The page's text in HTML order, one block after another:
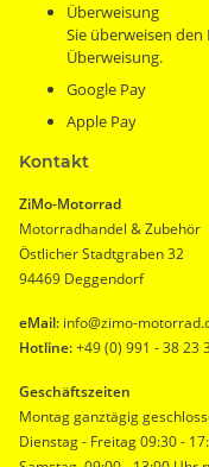
Überweisung
Sie überweisen
Überweisung.
Google Pay
Apple Pay
Kontakt
ZiMo-Motorrad
Motorradhandel & Zubehör
Östlicher Stadtgraben 32
94469 Deggendorf
eMail: info@zimo-
Hotline:+49 (0) 991 - 38 23
Geschäftszeiten
Montag ganztägig
Dienstag - Freitag 09:30 -